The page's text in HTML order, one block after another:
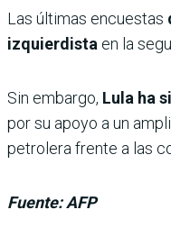
Las últimas encuestas
izquierdista en la
Sin embargo, Lula ha
por su apoyo a un
petrolera frente a las
Fuente: AFP